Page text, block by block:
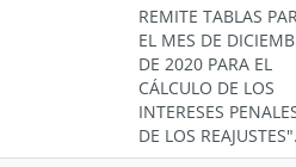
REMITE TABLAS
EL MES DE
DE 2020 PARA EL
CÁLCULO DE LOS
INTERESES
DE LOS